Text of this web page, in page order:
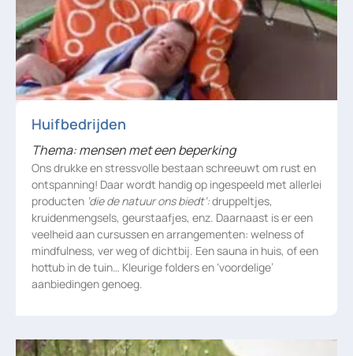
Huifbedrijden
Thema: mensen met een beperking
Ons drukke en stressvolle bestaan schreeuwt om rust en
ontspanning! Daar wordt handig op ingespeeld met allerlei
producten ‘die de natuur ons biedt’:druppeltjes,
kruidenmengsels, geurstaafjes, enz. Daarnaast is er een
veelheid aan cursussen en arrangementen: welness of
mindfulness, ver weg of dichtbij. Een sauna in huis, of een
hottub in de tuin… Kleurige folders en ‘voordelige’
aanbiedingen genoeg.